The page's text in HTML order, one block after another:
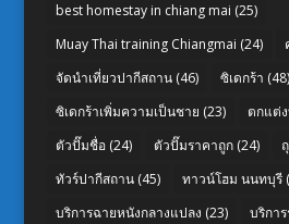
best homestay in chiang mai (25)
Muay Thai training Chiangmai (24)
จัดนำเที่ยวปากีสถาน(46) ซิเดกร้า (48)
ซิเดกร้าเพิ่มความเป็นชาย (23) ตกแต่
ตัวปั๊มชื่อ(24) ตัวปั๊มราคาถูก(24)
ทัวร์ปากีสถาน(45) ทาวน์โฮม นนทบุรี
บริการฉายหนังกลางแปลง (23) บริกา